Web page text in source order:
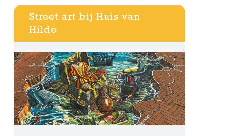
Street art bij Huis van
Hilde